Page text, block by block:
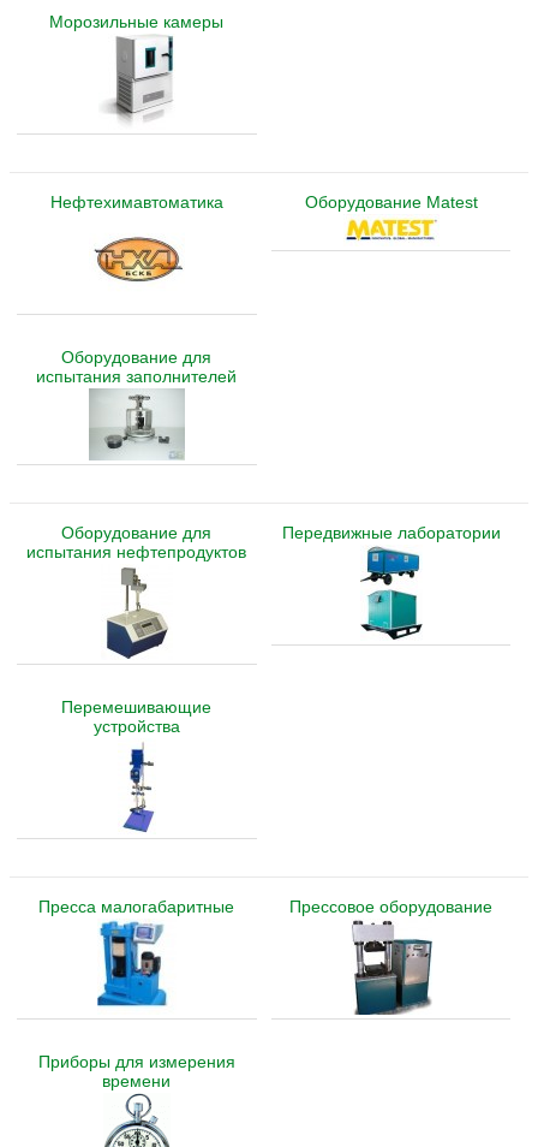
Морозильные камеры
Нефтехимавтоматика Оборудование Matest
Оборудование для
испытания заполнителей
Оборудование для
испытания нефтепродуктов
Передвижные лаборатории
Перемешивающие
устройства
Пресса малогабаритные Прессовое оборудование
Приборы для измерения
времени